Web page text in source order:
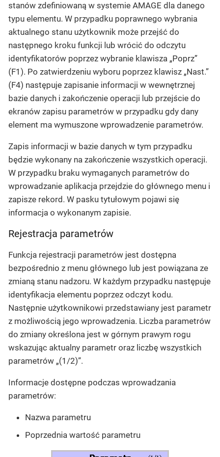
stanów zdefiniowaną w systemie AMAGE dla danego
typu elementu. W przypadku poprawnego wybrania
aktualnego stanu użytkownik może przejść do
następnego kroku funkcji lub wrócić do odczytu
identyfikatorów poprzez wybranie klawisza „Poprz”
(F1). Po zatwierdzeniu wyboru poprzez klawisz „Nast.”
(F4) następuje zapisanie informacji w wewnętrznej
bazie danych i zakończenie operacji lub przejście do
ekranów zapisu parametrów w przypadku gdy dany
element ma wymuszone wprowadzenie parametrów.
Zapis informacji w bazie danych w tym przypadku
będzie wykonany na zakończenie wszystkich operacji.
W przypadku braku wymaganych parametrów do
wprowadzanie aplikacja przejdzie do głównego menu i
zapisze rekord. W pasku tytułowym pojawi się
informacja o wykonanym zapisie.
Rejestracja parametrów
Funkcja rejestracji parametrów jest dostępna
bezpośrednio z menu głównego lub jest powiązana ze
zmianą stanu nadzoru. W każdym przypadku następuje
identyfikacja elementu poprzez odczyt kodu.
Następnie użytkownikowi przedstawiany jest parametr
z możliwością jego wprowadzenia. Liczba parametrów
do zmiany określona jest w górnym prawym rogu
wskazując aktualny parametr oraz liczbę wszystkich
parametrów „(1/2)”.
Informacje dostępne podczas wprowadzania
parametrów:
Nazwa parametru
Poprzednia wartość parametru